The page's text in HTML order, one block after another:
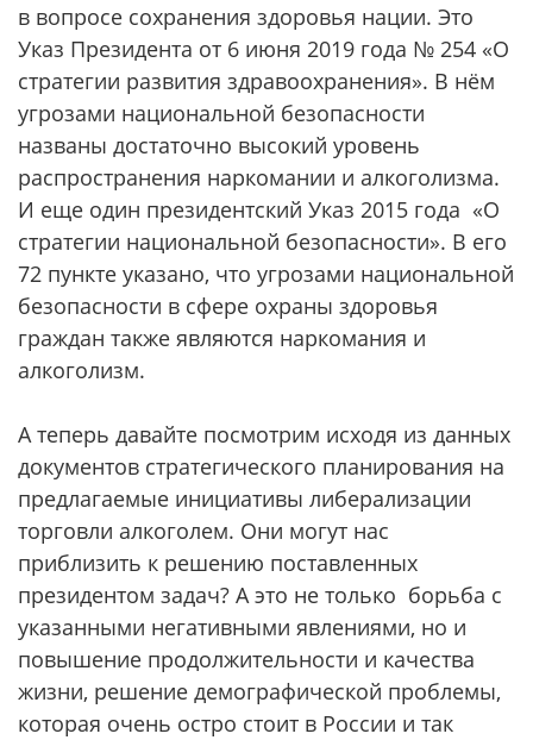
в вопросе сохранения здоровья нации. Это
Указ Президента от 6 июня 2019 года № 254 «О
стратегии развития здравоохранения». В нём
угрозами национальной безопасности
названы достаточно высокий уровень
распространения наркомании и алкоголизма.
И еще один президентский Указ 2015 года «О
стратегии национальной безопасности». В его
72 пункте указано, что угрозами национальной
безопасности в сфере охраны здоровья
граждан также являются наркомания и
алкоголизм.
А теперь давайте посмотрим исходя из данных
документов стратегического планирования на
предлагаемые инициативы либерализации
торговли алкоголем. Они могут нас
приблизить к решению поставленных
президентом задач? А это не только борьба с
указанными негативными явлениями, но и
повышение продолжительности и качества
жизни, решение демографической проблемы,
которая очень остро стоит в России и так